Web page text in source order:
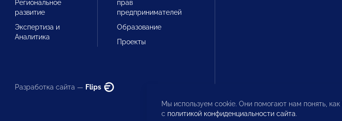
Региональное
развитие
Экспертиза и
Аналитика
прав
предпринимателей
Образование
Проекты
Разработка сайта — Flips
Мы используем cookie. Они помогают нам понять,
с политикой конфиденциальности сайта.